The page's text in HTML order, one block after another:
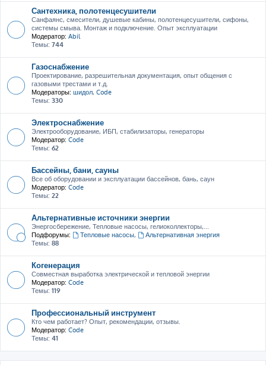
Сантехника, полотенцесушители
Санфаянс, смесители, душевые кабины, полотенцесушители, сифоны,
системы смыва. Монтаж и подключение. Опыт эксплуатации
Модератор: Abil
Темы: 744
Газоснабжение
Проектирование, разрешительная документация, опыт общения с
газовыми трестами и т.д.
Модераторы: шидол, Code
Темы: 330
Электроснабжение
Электрооборудование, ИБП, стабилизаторы, генераторы
Модератор: Code
Темы: 62
Бассейны, бани, сауны
Все об оборудовании и эксплуатации бассейнов, бань, саун
Модератор: Code
Темы: 22
Альтернативные источники энергии
Энергосбережение, Тепловые насосы, гелиоколлекторы,...
Подфорумы:
Тепловые насосы,
Альтернативная энергия
Темы: 88
Когенерация
Совместная выработка электрической и тепловой энергии
Модератор: Code
Темы: 119
Профессиональный инструмент
Кто чем работает? Опыт, рекомендации, отзывы.
Модератор: Code
Темы: 41